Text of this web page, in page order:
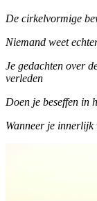
De cirkelvormige
Niemand weet
Je gedachten over
verleden
Doen je beseffen in
Wanneer je